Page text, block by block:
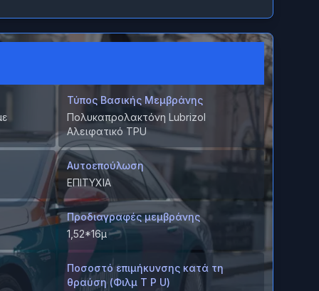
Τύπος Βασικής Μεμβράνης
Πολυκαπρολακτόνη Lubrizol
Αλειφατικό TPU
Αυτοεπούλωση
ΕΠΙΤΥΧΙΑ
Προδιαγραφές μεμβράνης
1,52*16μ
Ποσοστό επιμήκυνσης κατά τη
θραύση (Φιλμ T P U)